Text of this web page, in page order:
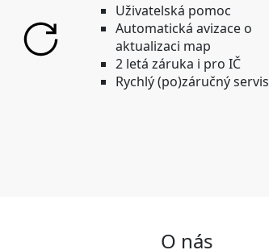
Uživatelská pomoc
Automatická avizace o
aktualizaci map
2 letá záruka i pro IČ
Rychlý (po)záručný servis
O nás